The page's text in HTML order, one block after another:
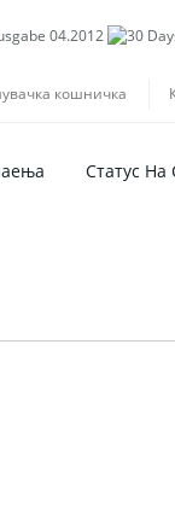
кошничка
Статус На